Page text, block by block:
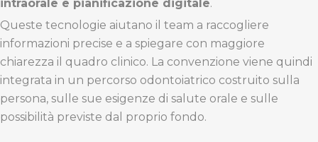
intraorale e pianificazione digitale.
Queste tecnologie aiutano il team a raccogliere
informazioni precise e a spiegare con maggiore
chiarezza il quadro clinico. La convenzione viene quindi
integrata in un percorso odontoiatrico costruito sulla
persona, sulle sue esigenze di salute orale e sulle
possibilità previste dal proprio fondo.